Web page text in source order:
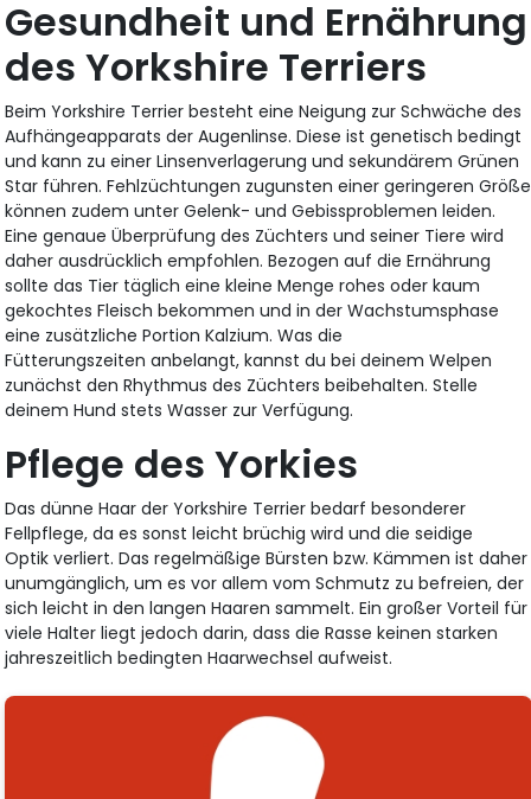
Gesundheit und Ernährung
des Yorkshire Terriers
Beim Yorkshire Terrier besteht eine Neigung zur Schwäche des
Aufhängeapparats der Augenlinse. Diese ist genetisch bedingt
und kann zu einer Linsenverlagerung und sekundärem Grünen
Star führen. Fehlzüchtungen zugunsten einer geringeren Größe
können zudem unter Gelenk- und Gebissproblemen leiden.
Eine genaue Überprüfung des Züchters und seiner Tiere wird
daher ausdrücklich empfohlen. Bezogen auf die Ernährung
sollte das Tier täglich eine kleine Menge rohes oder kaum
gekochtes Fleisch bekommen und in der Wachstumsphase
eine zusätzliche Portion Kalzium. Was die
Fütterungszeiten anbelangt, kannst du bei deinem Welpen
zunächst den Rhythmus des Züchters beibehalten. Stelle
deinem Hund stets Wasser zur Verfügung.
Pflege des Yorkies
Das dünne Haar der Yorkshire Terrier bedarf besonderer
Fellpflege, da es sonst leicht brüchig wird und die seidige
Optik verliert. Das regelmäßige Bürsten bzw. Kämmen ist daher
unumgänglich, um es vor allem vom Schmutz zu befreien, der
sich leicht in den langen Haaren sammelt. Ein großer Vorteil für
viele Halter liegt jedoch darin, dass die Rasse keinen starken
jahreszeitlich bedingten Haarwechsel aufweist.